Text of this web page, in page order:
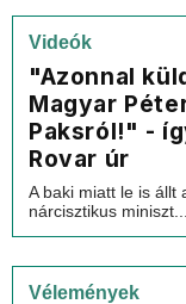
Videók
"Azonnal
Magyar
Paksról!" -
Rovar úr
A baki miatt le is
nárcisztikus miniszt...
Vélemények